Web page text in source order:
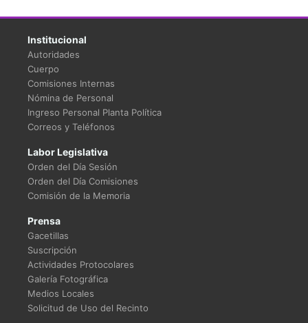
Institucional
Autoridades
Cuerpo
Comisiones Internas
Nómina de Personal
Ingreso Personal Planta Política
Correos y Teléfonos
Labor Legislativa
Orden del Día Sesión
Orden del Día Comisiones
Comisión de la Memoria
Prensa
Gacetillas
Suscripción
Actividades Protocolares
Galería Fotográfica
Medios Locales
Solicitud de Uso del Recinto